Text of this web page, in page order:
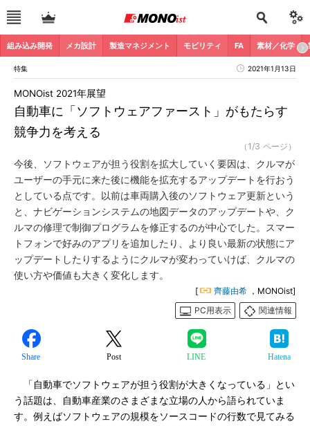
組み込み開発 メカ設計 製造マネジメント モビリティ FA 素材／化学
特集 2021年1月13日
自動車に「ソフトウェアファースト」がもたらす
競争力を考える
MONOist 2021年展望
（1/3 ページ）
今後、ソフトウェアが担う役割を拡大していく要因は、クルマが
ユーザーの手元に来た後に機能を拡充するアップデートを行おう
としている点です。以前は車両購入後のソフトウェア更新という
と、ナビゲーションシステムの地図データのアップデートや、ク
ルマの修理で制御プログラムを修正するのが中心でした。スマー
トフォンで好みのアプリを追加したり、より良い最新の状態にア
ップデートしたりするようにクルマが変わっていけば、クルマの
使い方や価値も大きく変化します。
[ 齊藤由希 ，MONOist]
PC用表示
関連情報
Share Post LINE Hatena
「自動車でソフトウェアが担う役割が大きくなっている」とい
う話題は、自動車産業のさまざまな立場の人から語られていま
す。例えばソフトウェアの規模をソースコードの行数で見てみる